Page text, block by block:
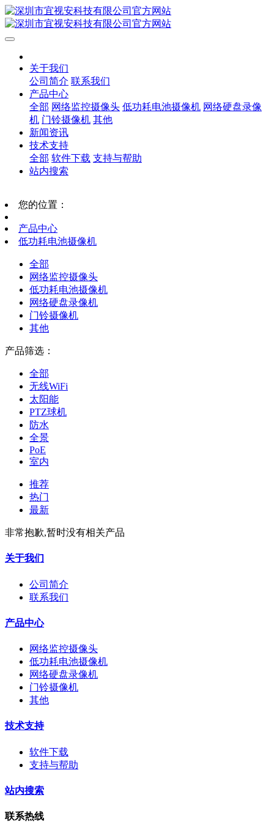
关于我们
公司简介 联系我们
产品中心
全部 网络监控摄像头 低功耗电池摄像机 网络硬盘录像
机 门铃摄像机 其他
新闻资讯
技术支持
全部 软件下载 支持与帮助
站内搜索
您的位置：
产品中心
低功耗电池摄像机
全部
网络监控摄像头
低功耗电池摄像机
网络硬盘录像机
门铃摄像机
其他
产品筛选：
全部
无线WiFi
太阳能
PTZ球机
防水
全景
PoE
室内
推荐
热门
最新
非常抱歉,暂时没有相关产品
关于我们
公司简介
联系我们
产品中心
网络监控摄像头
低功耗电池摄像机
网络硬盘录像机
门铃摄像机
其他
技术支持
软件下载
支持与帮助
站内搜索
联系热线